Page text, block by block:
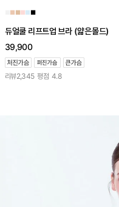
■■■■■
듀얼쿨 리프트업 브라 (얇은몰드)
39,900
리뷰2,345 평점 4.8